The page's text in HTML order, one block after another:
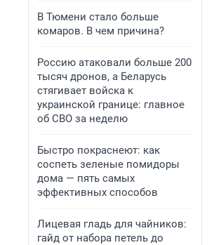
В Тюмени стало больше
комаров. В чем причина?
Россию атаковали больше 200
тысяч дронов, а Беларусь
стягивает войска к
украинской границе: главное
об СВО за неделю
Быстро покраснеют: как
соспеть зеленые помидоры
дома — пять самых
эффективных способов
Лицевая гладь для чайников:
гайд от набора петель до